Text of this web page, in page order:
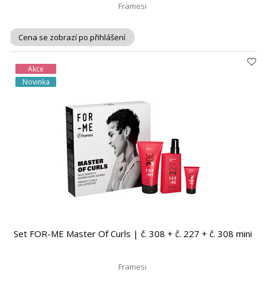
Framesi
Cena se zobrazí po přihlášení
Akce
Novinka
Set FOR-ME Master Of Curls | č. 308 + č. 227 + č. 308 mini
Framesi